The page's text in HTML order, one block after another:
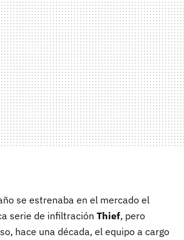
se estrenaba en el mercado el
serie de infiltración Thief, pero
hace una década, el equipo a cargo